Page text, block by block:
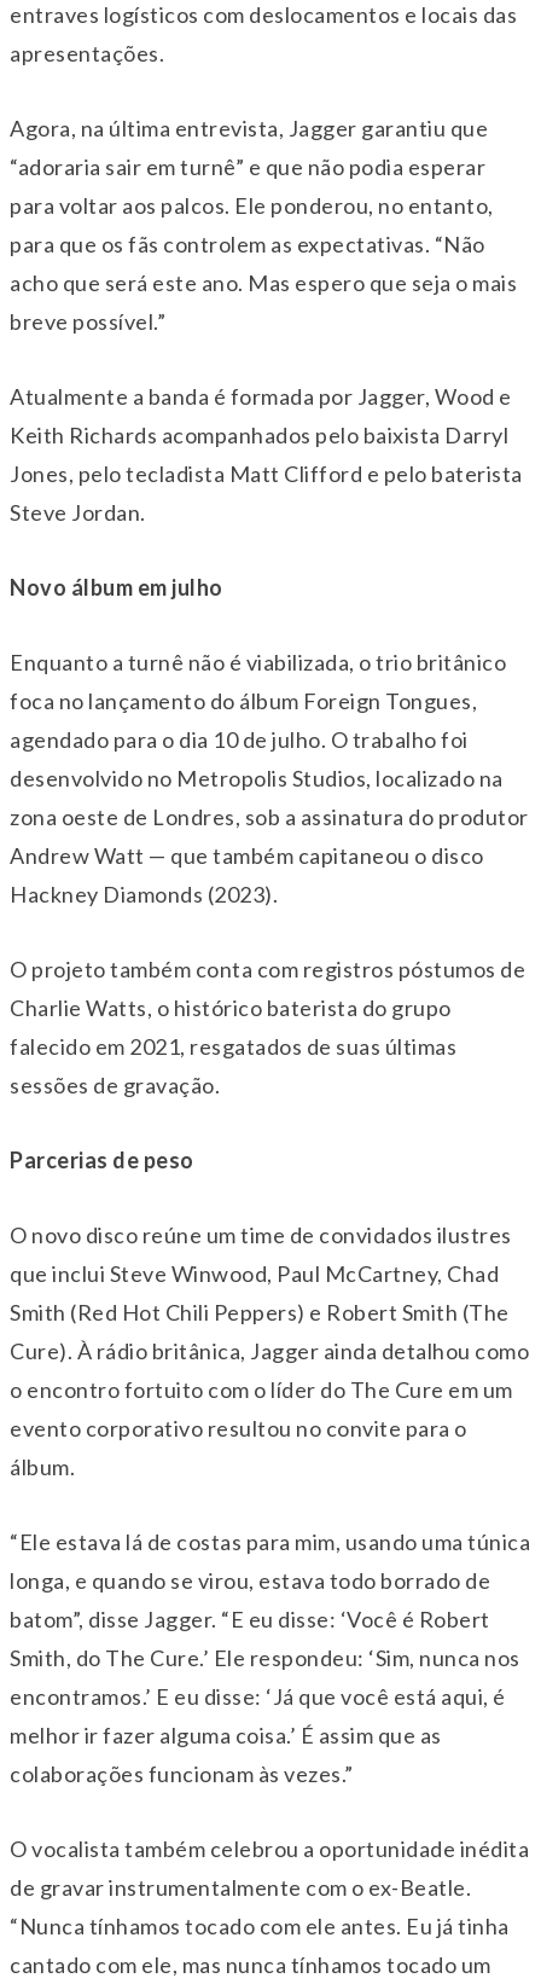
entraves logísticos com deslocamentos e locais das
apresentações.
Agora, na última entrevista, Jagger garantiu que
“adoraria sair em turnê” e que não podia esperar
para voltar aos palcos. Ele ponderou, no entanto,
para que os fãs controlem as expectativas. “Não
acho que será este ano. Mas espero que seja o mais
breve possível.”
Atualmente a banda é formada por Jagger, Wood e
Keith Richards acompanhados pelo baixista Darryl
Jones, pelo tecladista Matt Clifford e pelo baterista
Steve Jordan.
Novo álbum em julho
Enquanto a turnê não é viabilizada, o trio britânico
foca no lançamento do álbum Foreign Tongues,
agendado para o dia 10 de julho. O trabalho foi
desenvolvido no Metropolis Studios, localizado na
zona oeste de Londres, sob a assinatura do produtor
Andrew Watt — que também capitaneou o disco
Hackney Diamonds (2023).
O projeto também conta com registros póstumos de
Charlie Watts, o histórico baterista do grupo
falecido em 2021, resgatados de suas últimas
sessões de gravação.
Parcerias de peso
O novo disco reúne um time de convidados ilustres
que inclui Steve Winwood, Paul McCartney, Chad
Smith (Red Hot Chili Peppers) e Robert Smith (The
Cure). À rádio britânica, Jagger ainda detalhou como
o encontro fortuito com o líder do The Cure em um
evento corporativo resultou no convite para o
álbum.
“Ele estava lá de costas para mim, usando uma túnica
longa, e quando se virou, estava todo borrado de
batom”, disse Jagger. “E eu disse: ‘Você é Robert
Smith, do The Cure.’ Ele respondeu: ‘Sim, nunca nos
encontramos.’ E eu disse: ‘Já que você está aqui, é
melhor ir fazer alguma coisa.’ É assim que as
colaborações funcionam às vezes.”
O vocalista também celebrou a oportunidade inédita
de gravar instrumentalmente com o ex-Beatle.
“Nunca tínhamos tocado com ele antes. Eu já tinha
cantado com ele, mas nunca tínhamos tocado um